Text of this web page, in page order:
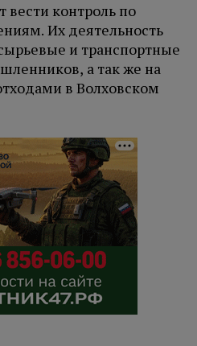
вести контроль по
Их деятельность
и транспортные
а так же на
в Волховском